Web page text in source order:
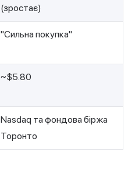
(зростає)
"Сильна покупка"
~$5.80
Nasdaq та фондова біржа
Торонто